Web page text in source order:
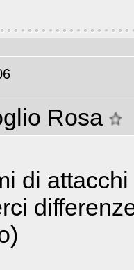
Rosa
di